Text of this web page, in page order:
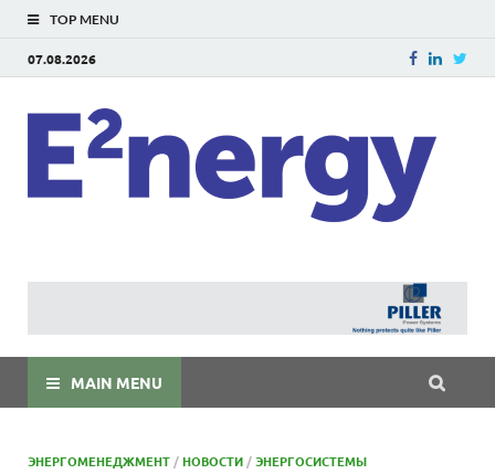
TOP MENU
07.08.2026
MAIN MENU
ЭНЕРГОМЕНЕДЖМЕНТ /НОВОСТИ /ЭНЕРГОСИСТЕМЫ